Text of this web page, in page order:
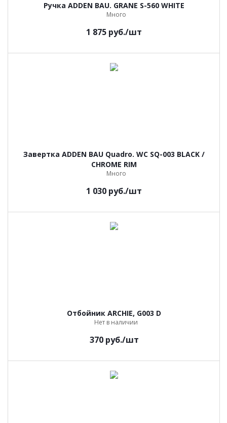
Ручка ADDEN BAU. GRANE S-560 WHITE
Много
1 875 руб./шт
Завертка ADDEN BAU Quadro. WC SQ-003 BLACK /
CHROME RIM
Много
1 030 руб./шт
Отбойник ARCHIE, G003 D
Нет в наличии
370руб./шт